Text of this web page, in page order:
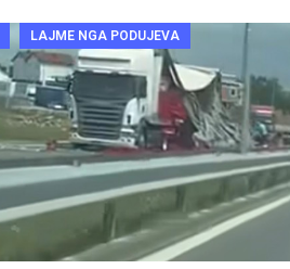
LAJME NGA PODUJEVA